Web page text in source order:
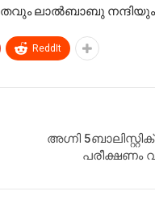
ലാൽബാബു
ReddIt
അഗ്നി
പരീക്ഷണം